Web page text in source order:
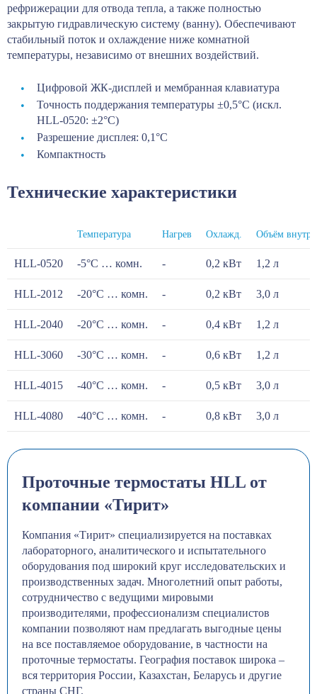
рефрижерации для отвода тепла, а также полностью
закрытую гидравлическую систему (ванну). Обеспечивают
стабильный поток и охлаждение ниже комнатной
температуры, независимо от внешних воздействий.
Цифровой ЖК-дисплей и мембранная клавиатура
Точность поддержания температуры ±0,5°С (искл.
HLL-0520: ±2°C)
Разрешение дисплея: 0,1°С
Компактность
Технические характеристики
Температура Нагрев Охлажд. Объём внутр.
HLL-0520 -5°С … комн. - 0,2 кВт 1,2 л
HLL-2012 -20°С … комн. - 0,2 кВт 3,0 л
HLL-2040 -20°С … комн. - 0,4 кВт 1,2 л
HLL-3060 -30°С … комн. - 0,6 кВт 1,2 л
HLL-4015 -40°С … комн. - 0,5 кВт 3,0 л
HLL-4080 -40°С … комн. - 0,8 кВт 3,0 л
Проточные термостаты HLL от
компании «Тирит»
Компания «Тирит» специализируется на поставках
лабораторного, аналитического и испытательного
оборудования под широкий круг исследовательских и
производственных задач. Многолетний опыт работы,
сотрудничество с ведущими мировыми
производителями, профессионализм специалистов
компании позволяют нам предлагать выгодные цены
на все поставляемое оборудование, в частности на
проточные термостаты. География поставок широка –
вся территория России, Казахстан, Беларусь и другие
страны СНГ.